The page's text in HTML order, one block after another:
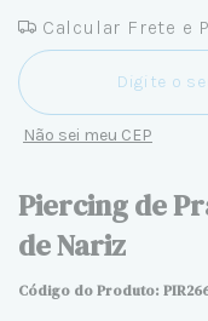
Calcular Frete e
Entregas para o CEP:
Não sei meu CEP
Piercing de
de Nariz
Código do Produto: